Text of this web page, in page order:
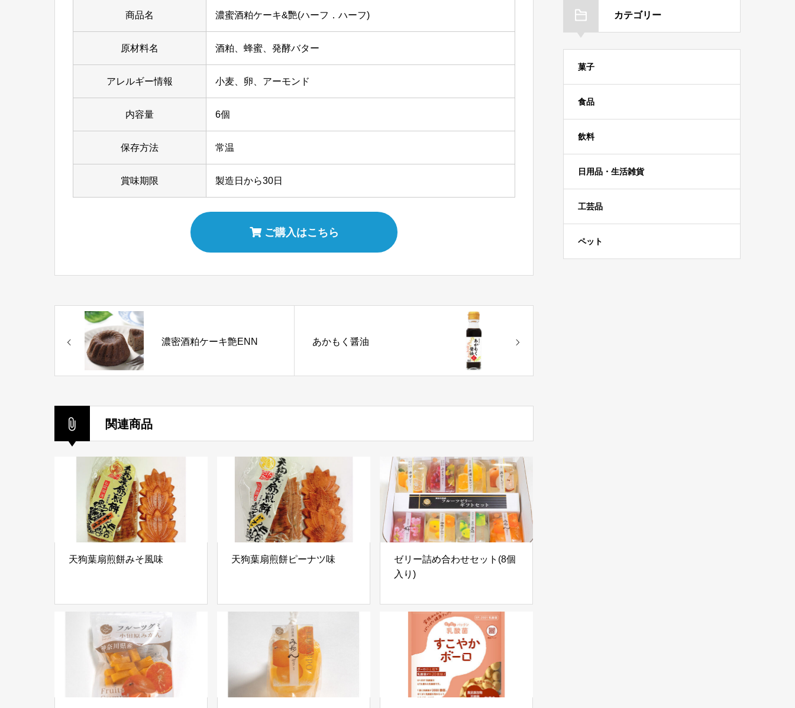
商品名 濃蜜酒粕ケーキ&艷(ハーフ．ハーフ)
原材料名 酒粕、蜂蜜、発酵バター
アレルギー情報 小麦、卵、アーモンド
内容量 6個
保存方法 常温
賞味期限 製造日から30日
ご購入はこちら
濃密酒粕ケーキ艶ENN あかもく醤油
関連商品
天狗葉扇煎餅みそ風味 天狗葉扇煎餅ピーナツ味
ゼリー詰め合わせセット(8個
入り)
カテゴリー
菓子
食品
飲料
日用品・生活雑貨
工芸品
ペット